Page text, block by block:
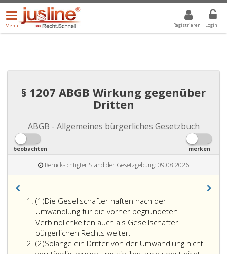
Registrieren Login
Menü
öffnen/schließen
Menü
ALLE DROPDOWN: GEWÄHLTER WERT IST ALLE
§ 1207 ABGB Wirkung gegenüber
Dritten
ABGB - Allgemeines bürgerliches Gesetzbuch
beobachten merken
Berücksichtigter Stand der Gesetzgebung: 09.08.2026
(1)Absatz
eins
Die Gesellschafter haften nach der
Umwandlung für die vorher begründeten
Verbindlichkeiten auch als Gesellschafter
bürgerlichen Rechts weiter.
(2)Absatz
Solange ein Dritter von der Umwandlung nicht